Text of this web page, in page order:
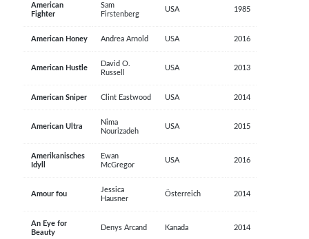
American
Fighter
Sam
Firstenberg
USA 1985
American Honey Andrea Arnold USA 2016
American Hustle
David O.
Russell
USA 2013
American Sniper Clint Eastwood USA 2014
American Ultra
Nima
Nourizadeh
USA 2015
Amerikanisches
Idyll
Ewan
McGregor
USA 2016
Amour fou
Jessica
Hausner
Österreich 2014
An Eye for
Beauty
Denys Arcand Kanada 2014